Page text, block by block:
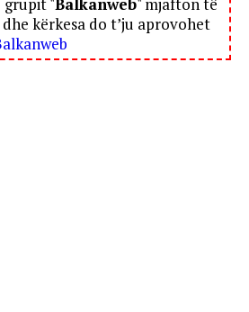
dhe kërkesa do t’ju aprovohet